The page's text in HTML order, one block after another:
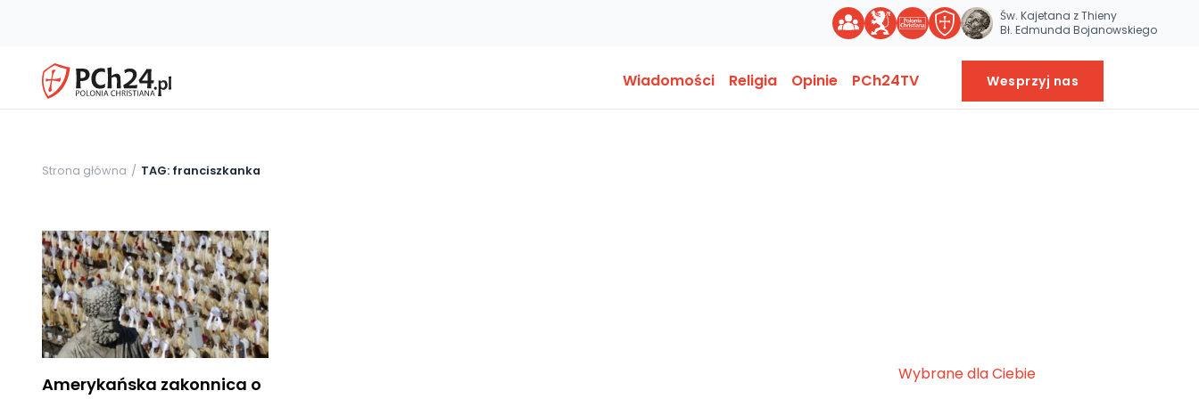
Św. Kajetana z Thieny
Bł. Edmunda Bojanowskiego
Wiadomości Religia Opinie PCh24TV Wesprzyj nas
Strona główna TAG: franciszkanka
Amerykańska zakonnica o
Wybrane dla Ciebie